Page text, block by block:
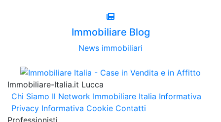
Immobiliare Blog
News immobiliari
Immobiliare-Italia.it Lucca
Chi Siamo Il Network Immobiliare Italia Informativa
Privacy Informativa Cookie Contatti
Professionisti